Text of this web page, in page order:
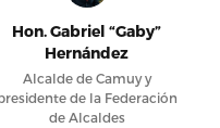
Hon. Gabriel “Gaby”
Hernández
Alcalde de Camuy y
de la Federación
de Alcaldes